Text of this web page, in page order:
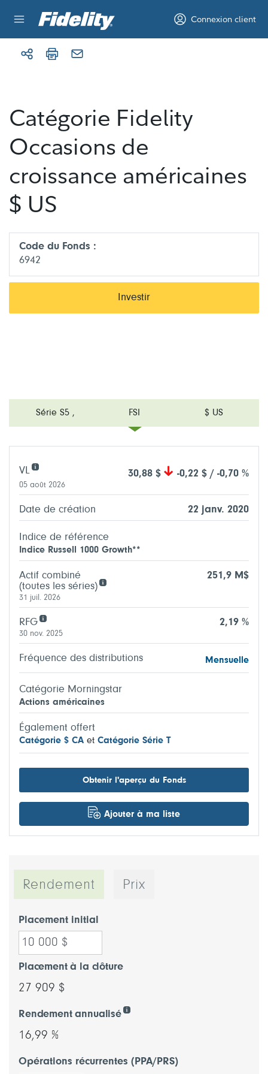
Connexion client
Catégorie Fidelity
Occasions de
croissance américaines
$ US
Série S5 , FSI $ US
Code du Fonds :
6942
Investir
VL 30,88 $ -0,22 $ / -0,70 %
05 août 2026
Date de création 22 janv. 2020
Indice de référence
Indice Russell 1000 Growth**
Actif combiné
(toutes les séries)
251,9 M$
31 juil. 2026
RFG 2,19 %
30 nov. 2025
Fréquence des distributions Mensuelle
Catégorie Morningstar
Actions américaines
Également offert
Catégorie $ CA et Catégorie Série T
Obtenir l'aperçu du Fonds
Ajouter à ma liste
Rendement Prix
Placement initial
Placement à la clôture
27 909 $
Rendement annualisé
16,99 %
Opérations récurrentes (PPA/PRS)